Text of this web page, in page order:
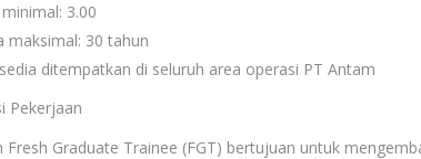
minimal: 3.00
maksimal: 30 tahun
ditempatkan di seluruh area operasi PT Antam
Pekerjaan
Fresh Graduate Trainee (FGT) bertujuan untuk